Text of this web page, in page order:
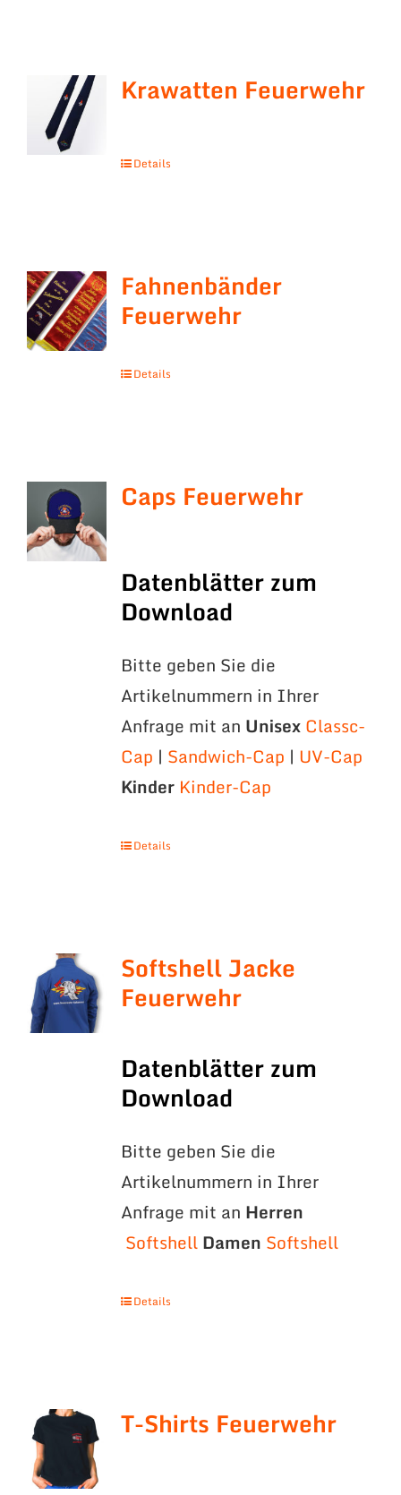
Krawatten Feuerwehr
Details
Fahnenbänder
Feuerwehr
Details
Caps Feuerwehr
Datenblätter zum
Download
Bitte geben Sie die
Artikelnummern in Ihrer
Anfrage mit an UnisexClassc-
Cap | Sandwich-Cap | UV-Cap
Kinder Kinder-Cap
Details
Softshell Jacke
Feuerwehr
Datenblätter zum
Download
Bitte geben Sie die
Artikelnummern in Ihrer
Anfrage mit an Herren
Softshell Damen Softshell
Details
T-Shirts Feuerwehr